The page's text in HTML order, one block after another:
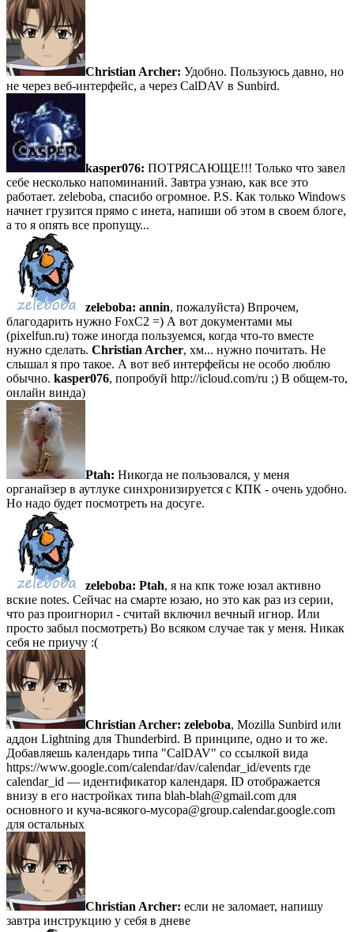
Christian Archer: Удобно. Пользуюсь давно, но
не через веб-интерфейс, а через CalDAV в Sunbird.
kasper076: ПОТРЯСАЮЩЕ!!! Только что завел
себе несколько напоминаний. Завтра узнаю, как все это
работает. zeleboba, спасибо огромное. P.S. Как только Windows
начнет грузится прямо с инета, напиши об этом в своем блоге,
а то я опять все пропущу...
zeleboba: annin, пожалуйста) Впрочем,
благодарить нужно FoxC2 =) А вот документами мы
(pixelfun.ru) тоже иногда пользуемся, когда что-то вместе
нужно сделать. Christian Archer, хм... нужно почитать. Не
слышал я про такое. А вот веб интерфейсы не особо люблю
обычно. kasper076, попробуй http://icloud.com/ru ;) В общем-то,
онлайн винда)
Ptah: Никогда не пользовался, у меня
органайзер в аутлуке синхронизируется с КПК - очень удобно.
Но надо будет посмотреть на досуге.
zeleboba: Ptah, я на кпк тоже юзал активно
вские notes. Сейчас на смарте юзаю, но это как раз из серии,
что раз проигнорил - считай включил вечный игнор. Или
просто забыл посмотреть) Во всяком случае так у меня. Никак
себя не приучу :(
Christian Archer: zeleboba, Mozilla Sunbird или
аддон Lightning для Thunderbird. В принципе, одно и то же.
Добавляешь календарь типа "CalDAV" со ссылкой вида
https://www.google.com/calendar/dav/calendar_id/events где
calendar_id — идентификатор календаря. ID отображается
внизу в его настройках типа blah-blah@gmail.com для
основного и куча-всякого-мусора@group.calendar.google.com
для остальных
Christian Archer: если не заломает, напишу
завтра инструкцию у себя в дневе